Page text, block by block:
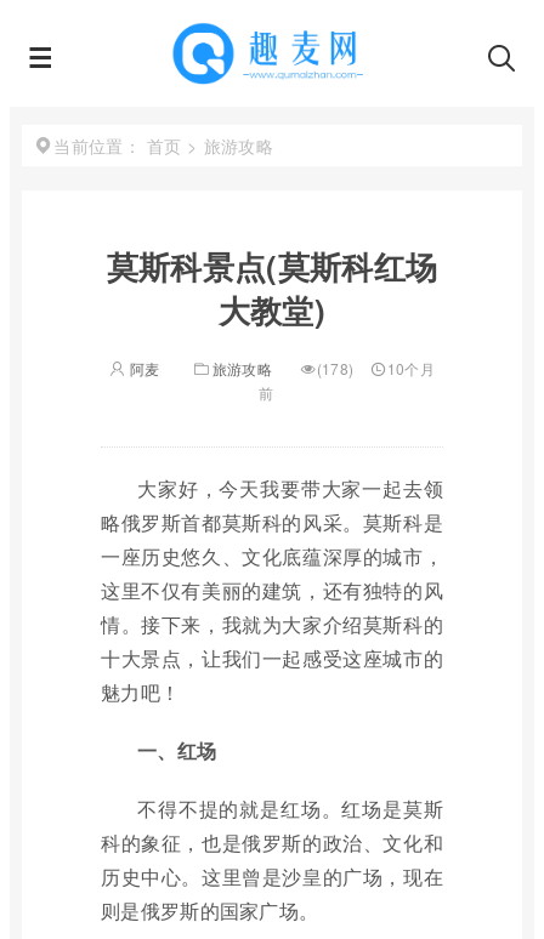
当前位置： 首页 > 旅游攻略
莫斯科景点(莫斯科红场
大教堂)
阿麦 旅游攻略 (178)
10个月
前
大家好，今天我要带大家一起去领
略俄罗斯首都莫斯科的风采。莫斯科是
一座历史悠久、文化底蕴深厚的城市，
这里不仅有美丽的建筑，还有独特的风
情。接下来，我就为大家介绍莫斯科的
十大景点，让我们一起感受这座城市的
魅力吧！
一、红场
不得不提的就是红场。红场是莫斯
科的象征，也是俄罗斯的政治、文化和
历史中心。这里曾是沙皇的广场，现在
则是俄罗斯的国家广场。